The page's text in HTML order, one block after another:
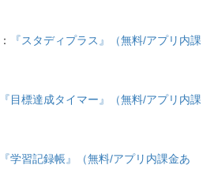
：
『スタディプラス』（無料/アプリ内課
『目標達成タイマー』（無料/アプリ内課
『学習記録帳』（無料/アプリ内課金あ